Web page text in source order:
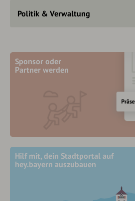
Politik & Verwaltung
Sponsor oder
Partner werden
Hilf mit, dein Stadtportal auf
hey.bayern auszubauen